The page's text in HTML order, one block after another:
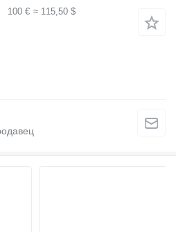
100 € ≈ 115,50 $